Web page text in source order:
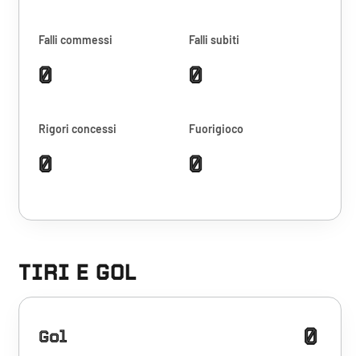
Falli commessi
0
Falli subiti
0
Rigori concessi
0
Fuorigioco
0
TIRI E GOL
Gol 0